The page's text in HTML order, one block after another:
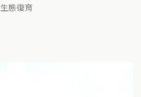
生態復育